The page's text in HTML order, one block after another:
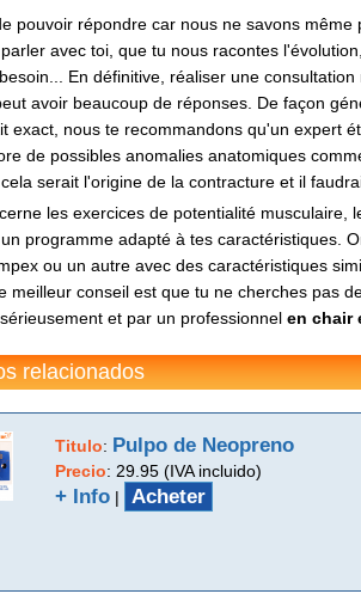
pouvoir répondre car nous ne savons
avec toi, que tu nous racontes
En définitive, réaliser une
avoir beaucoup de réponses. De façon
exact, nous te recommandons qu'un expert
de possibles anomalies anatomiques
serait l'origine de la contracture et il
les exercices de potentialité
programme adapté à tes caractéristiques.
ou un autre avec des caractéristiques
meilleur conseil est que tu ne cherches pas
et par un professionnel en chair
relacionados
Titulo: Pulpo de Neopreno
Precio: 29.95 (IVA incluido)
+ Info| Acheter